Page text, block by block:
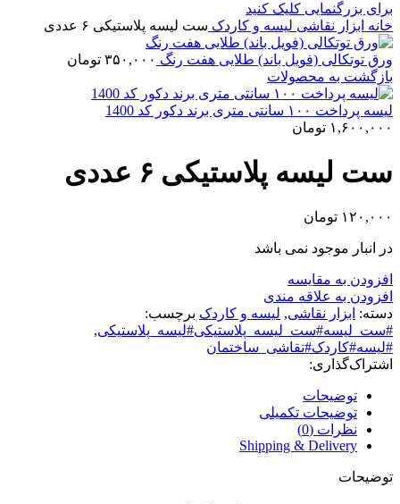
برای بزرگنمایی کلیک کنید
خانه ابزار نقاشی لیسه و کاردک ست لیسه پلاستیکی ۶ عددی
ورق توتکالی (فویل باند) طلایی هفت رنگ ۳۵۰,۰۰۰ تومان
بازگشت به محصولات
لیسه پرداخت ۱۰۰ سانتی متری برند دکور کد 1400
۱,۶۰۰,۰۰۰ تومان
ست لیسه پلاستیکی ۶ عددی
۱۲۰,۰۰۰ تومان
در انبار موجود نمی باشد
افزودن به مقایسه
افزودن به علاقه مندی
دسته: ابزار نقاشی, لیسه و کاردک برچسب:
#ست_لیسه#ست_لیسه_پلاستیکی#لیسه_پلاستیکی,
#لیسه#کاردک#نقاشی_ساختمان
اشتراک‌گذاری:
توضیحات
توضیحات تکمیلی
نظرات (0)
Shipping & Delivery
توضیحات